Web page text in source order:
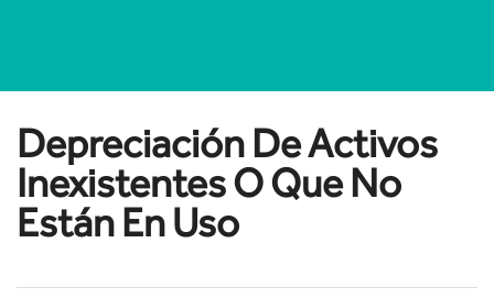
Depreciación De Activos
Inexistentes O Que No
Están En Uso